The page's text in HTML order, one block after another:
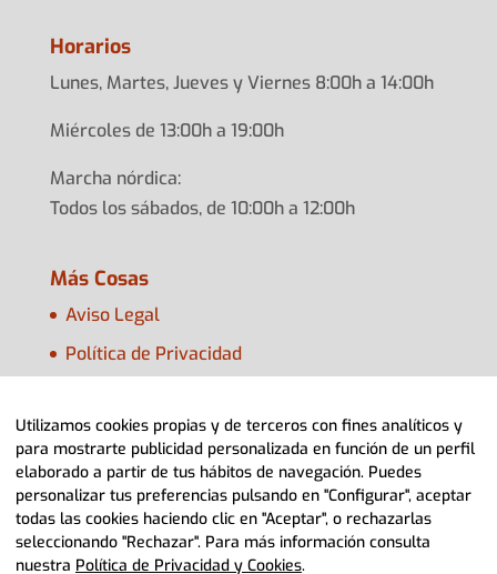
Horarios
Lunes, Martes, Jueves y Viernes 8:00h a 14:00h
Miércoles de 13:00h a 19:00h
Marcha nórdica:
Todos los sábados, de 10:00h a 12:00h
Más Cosas
Aviso Legal
Política de Privacidad
Configurar Cookies
Utilizamos cookies propias y de terceros con fines analíticos y
para mostrarte publicidad personalizada en función de un perfil
elaborado a partir de tus hábitos de navegación. Puedes
personalizar tus preferencias pulsando en "Configurar", aceptar
todas las cookies haciendo clic en "Aceptar", o rechazarlas
seleccionando "Rechazar". Para más información consulta
nuestra Política de Privacidad y Cookies.